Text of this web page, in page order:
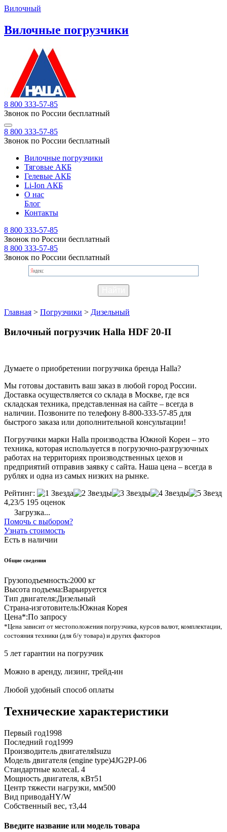
Вилочный
Вилочные погрузчики
8 800 333-57-85
Звонок по России бесплатный
8 800 333-57-85
Звонок по России бесплатный
Вилочные погрузчики
Тяговые АКБ
Гелевые АКБ
Li-Ion АКБ
О нас
Блог
Контакты
8 800 333-57-85
Звонок по России бесплатный
8 800 333-57-85
Звонок по России бесплатный
Главная > Погрузчики > Дизельный
Вилочный погрузчик Halla HDF 20-II
Думаете о приобретении погрузчика бренда Halla?
Мы готовы доставить ваш заказ в любой город России.
Доставка осуществляется со склада в Москве, где вся
складская техника, представленная на сайте – всегда в
наличии. Позвоните по телефону 8-800-333-57-85 для
быстрого заказа или дополнительной консультации!
Погрузчики марки Halla производства Южной Кореи – это
техника, которая используется в погрузочно-разгрузочных
работах на территориях производственных цехов и
предприятий отправив заявку с сайта. Наша цена – всегда в
рублях и одна из самых низких на рынке.
Рейтинг:
4,23/5 195 оценок
Загрузка...
Помочь с выбором?
Узнать стоимость
Есть в наличии
Общие сведения
Грузоподъемность:2000 кг
Высота подъема:Варьируется
Тип двигателя:Дизельный
Страна-изготовитель:Южная Корея
Цена*:По запросу
*Цена зависит от местоположения погрузчика, курсов валют, комплектации,
состояния техники (для б/у товара) и других факторов
5 лет гарантии на погрузчик
Можно в аренду, лизинг, трейд-ин
Любой удобный способ оплаты
Технические характеристики
Первый год1998
Последний год1999
Производитель двигателяIsuzu
Модель двигателя (engine type)4JG2PJ-06
Стандартные колесаL 4
Мощность двигателя, кВт51
Центр тяжести нагрузки, мм500
Вид приводаHY/W
Собственный вес, т3,44
Введите название или модель товара